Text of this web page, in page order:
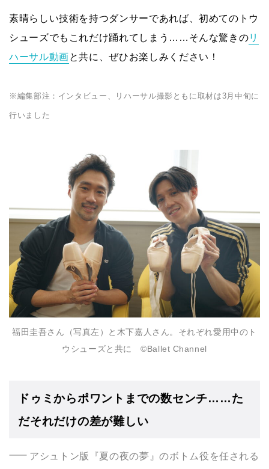
素晴らしい技術を持つダンサーであれば、初めてのトウ
シューズでもこれだけ踊れてしまう……そんな驚きのリ
ハーサル動画と共に、ぜひお楽しみください！
※編集部注：インタビュー、リハーサル撮影ともに取材は3月中旬に
行いました
福田圭吾さん（写真左）と木下嘉人さん。それぞれ愛用中のト
ウシューズと共に ©️Ballet Channel
ドゥミからポワントまでの数センチ……た
だそれだけの差が難しい
アシュトン版『夏の夜の夢』のボトム役を任される